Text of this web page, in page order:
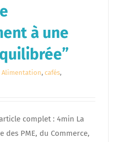
à une
Alimentation, cafés,
complet : 4min La
PME, du Commerce,